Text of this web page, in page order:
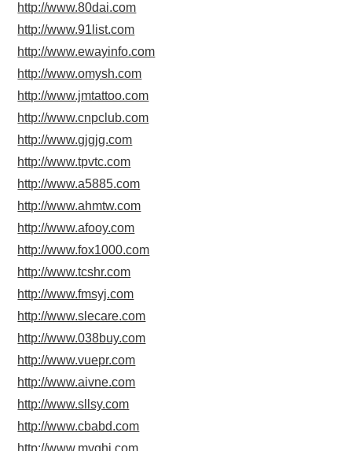
http://www.80dai.com
http://www.91list.com
http://www.ewayinfo.com
http://www.omysh.com
http://www.jmtattoo.com
http://www.cnpclub.com
http://www.gjgjg.com
http://www.tpvtc.com
http://www.a5885.com
http://www.ahmtw.com
http://www.afooy.com
http://www.fox1000.com
http://www.tcshr.com
http://www.fmsyj.com
http://www.slecare.com
http://www.038buy.com
http://www.vuepr.com
http://www.aivne.com
http://www.sllsy.com
http://www.cbabd.com
http://www.myghj.com